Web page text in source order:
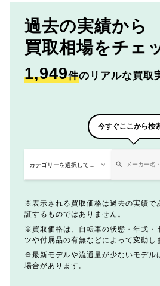
過去の実績から
買取相場をチェ
1,949件のリアルな買取
今すぐここから検
表示される買取価格は過去の実績で
証するものではありません。
買取価格は、自転車の状態・年式・
ツや付属品の有無などによって変動し
最新モデルや流通量が少ないモデル
場合があります。